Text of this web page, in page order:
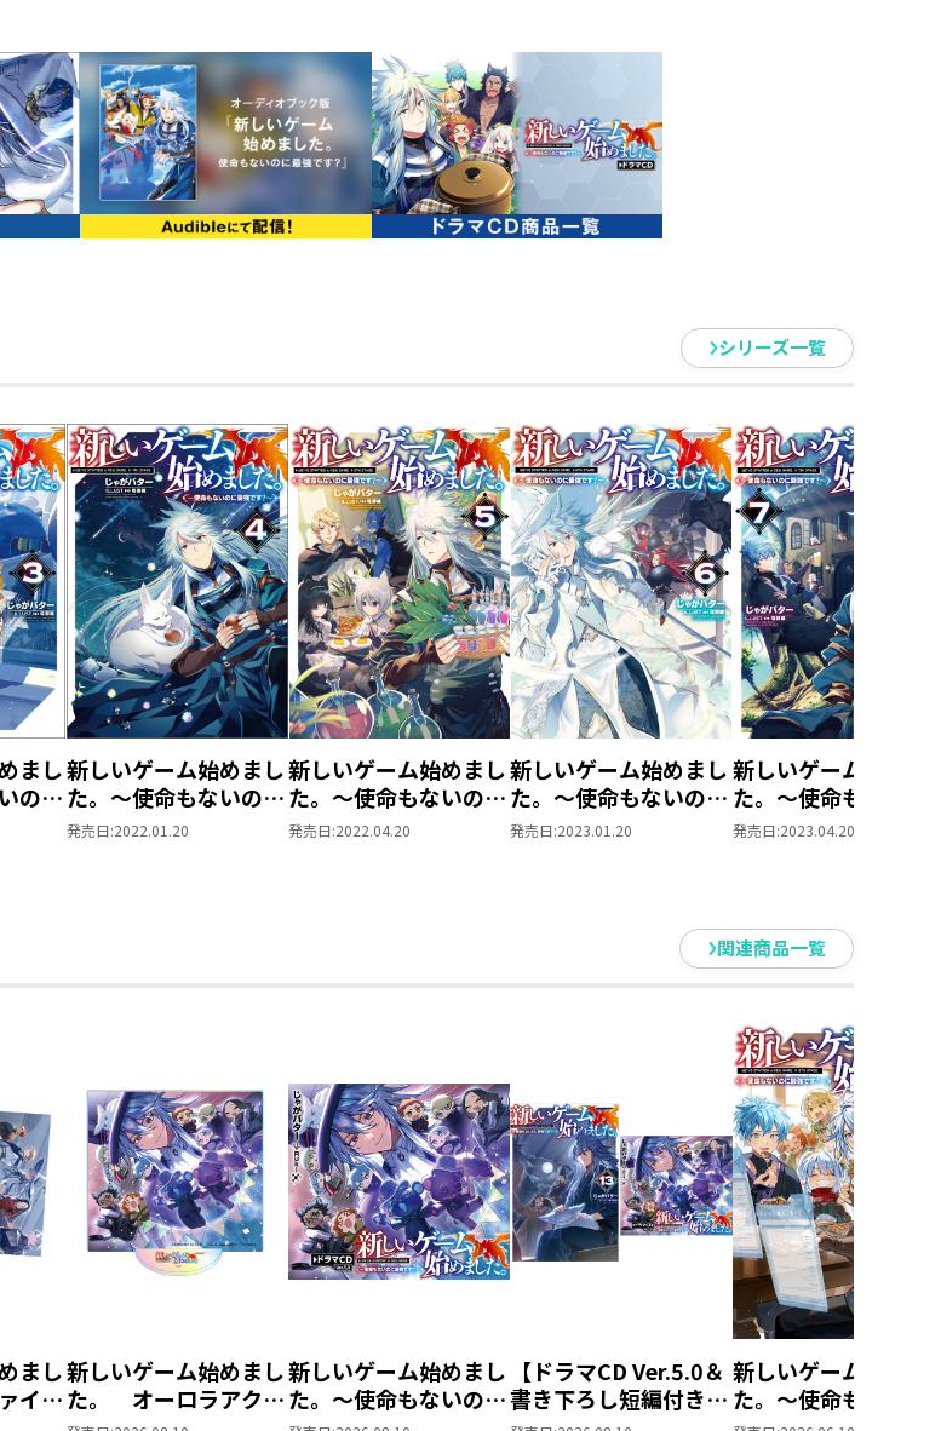
VRMMO「異世界」で仲間と気ままに冒険するホムラは、店舗探しに勤しん
でいた。ギルドのごり押しで、なぜか雑貨屋を出店することになったの
だ。社会見学中の竜人【ドラゴニュート】やかつて助けた獣人の子どもた
ち、謎の冒険者と一緒に店を営業していくことに。みんなにご飯をふるま
いながら、のんびりとお店を始めたはずが――まさかの大繁盛！？ 生産缶詰
で生産スキルを取得！ さらに「ありえない」ステータスで、新たな称号
を引き寄せていき――？ 戦闘も生産も全てが規格外！ 「ステータス異常な
前回、某所で作者コメントの罠に……っ！
今回は何を書いても大丈夫。なぜならもう
公開しているから！
ドラマCD、本当に声優さんが豪華なんです
よ……っ！Audio Bookもグッズも楽しみ！
じゃがいもが一番うかれているぞ！
●塩部縁
5巻、ドラマCD、オーディオブックにグッズ……
めでたいことがいっぱいなので
表紙は楽しげで賑やかにしたい！ とお願いして
雑貨屋開店準備中の絵にさせていただきました。
ホムラさんは大部分が隠れてしまうので
いつもの初期装備という少しレアな絵。
挿絵でも七変化みたいになっているので
シリーズ一覧
まし
のに
新しいゲーム始めまし
た。～使命もないのに
最強です？～4
発売日:2022.01.20
新しいゲーム始めまし
た。～使命もないのに
最強です？～5
発売日:2022.04.20
新しいゲーム始めまし
た。～使命もないのに
最強です？～6
発売日:2023.01.20
新しいゲーム始めま
た。～使命もないの
最強です？～7
発売日:2023.04.20
関連商品一覧
まし
イル
新しいゲーム始めまし
た。 オーロラアクリ
新しいゲーム始めまし
た。～使命もないのに
【ドラマCD Ver.5.0＆
書き下ろし短編付き】
新しいゲーム始めま
た。～使命もないの